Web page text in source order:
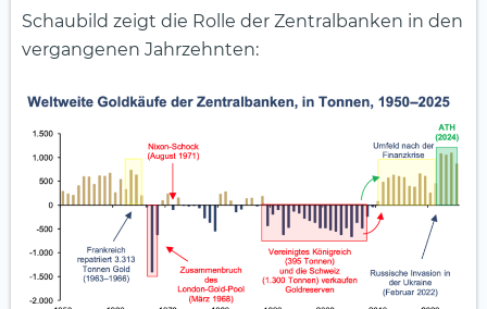
Schaubild zeigt die Rolle der Zentralbanken in den
vergangenen Jahrzehnten: